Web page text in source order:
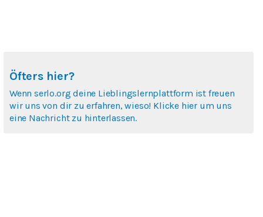
Öfters hier?
Wenn serlo.org deine Lieblingslernplattform ist freuen
wir uns von dir zu erfahren, wieso! Klicke hier um uns
eine Nachricht zu hinterlassen.